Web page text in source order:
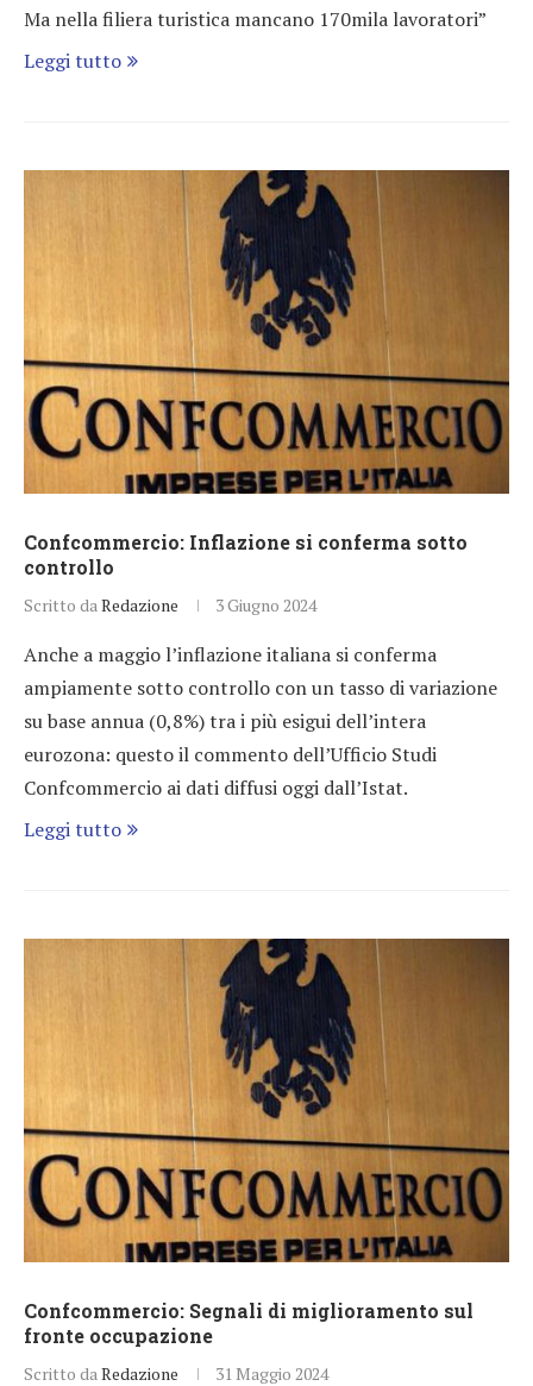
Ma nella filiera turistica mancano 170mila lavoratori”
Leggi tutto
Confcommercio: Inflazione si conferma sotto
controllo
Scritto da Redazione 3 Giugno 2024
Anche a maggio l’inflazione italiana si conferma
ampiamente sotto controllo con un tasso di variazione
su base annua (0,8%) tra i più esigui dell’intera
eurozona: questo il commento dell’Ufficio Studi
Confcommercio ai dati diffusi oggi dall’Istat.
Leggi tutto
Confcommercio: Segnali di miglioramento sul
fronte occupazione
Scritto da Redazione 31 Maggio 2024